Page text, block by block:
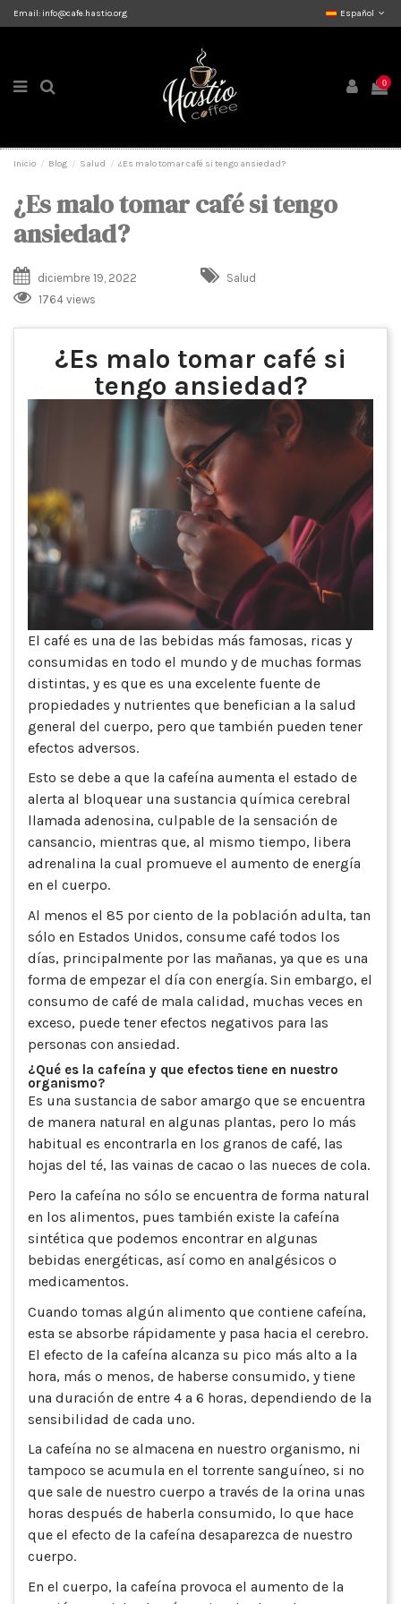
Email: info@cafe.hastio.org Español
0
Inicio Blog Salud ¿Es malo tomar café si tengo ansiedad?
¿Es malo tomar café si tengo
ansiedad?
diciembre 19, 2022
Salud
1764 views
¿Es malo tomar café si
tengo ansiedad?
El café es una de las bebidas más famosas, ricas y
consumidas en todo el mundo y de muchas formas
distintas, y es que es una excelente fuente de
propiedades y nutrientes que benefician a la salud
general del cuerpo, pero que también pueden tener
efectos adversos.
Esto se debe a que la cafeína aumenta el estado de
alerta al bloquear una sustancia química cerebral
llamada adenosina, culpable de la sensación de
cansancio, mientras que, al mismo tiempo, libera
adrenalina la cual promueve el aumento de energía
en el cuerpo.
Al menos el 85 por ciento de la población adulta, tan
sólo en Estados Unidos, consume café todos los
días, principalmente por las mañanas, ya que es una
forma de empezar el día con energía. Sin embargo, el
consumo de café de mala calidad, muchas veces en
exceso, puede tener efectos negativos para las
personas con ansiedad.
¿Qué es la cafeína y que efectos tiene en nuestro
organismo?
Es una sustancia de sabor amargo que se encuentra
de manera natural en algunas plantas, pero lo más
habitual es encontrarla en los granos de café, las
hojas del té, las vainas de cacao o las nueces de cola.
Pero la cafeína no sólo se encuentra de forma natural
en los alimentos, pues también existe la cafeína
sintética que podemos encontrar en algunas
bebidas energéticas, así como en analgésicos o
medicamentos.
Cuando tomas algún alimento que contiene cafeína,
esta se absorbe rápidamente y pasa hacia el cerebro.
El efecto de la cafeína alcanza su pico más alto a la
hora, más o menos, de haberse consumido, y tiene
una duración de entre 4 a 6 horas, dependiendo de la
sensibilidad de cada uno.
La cafeína no se almacena en nuestro organismo, ni
tampoco se acumula en el torrente sanguíneo, si no
que sale de nuestro cuerpo a través de la orina unas
horas después de haberla consumido, lo que hace
que el efecto de la cafeína desaparezca de nuestro
cuerpo.
En el cuerpo, la cafeína provoca el aumento de la